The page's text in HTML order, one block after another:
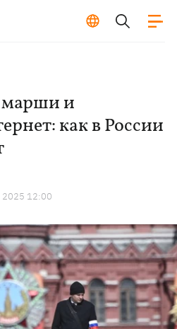
марши и
как в России
2025 12:00